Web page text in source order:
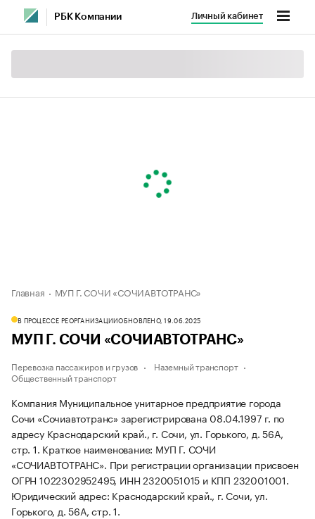
РБК Компании Личный кабинет
Главная МУП Г. СОЧИ «СОЧИАВТОТРАНС»
В ПРОЦЕССЕ РЕОРГАНИЗАЦИИОБНОВЛЕНО, 19.06.2025
МУП Г. СОЧИ «СОЧИАВТОТРАНС»
Перевозка пассажиров и грузов
Наземный транспорт
Общественный транспорт
Компания Муниципальное унитарное предприятие города
Сочи «Сочиавтотранс» зарегистрирована 08.04.1997 г. по
адресу Краснодарский край., г. Сочи, ул. Горького, д. 56А,
стр. 1. Краткое наименование: МУП Г. СОЧИ
«СОЧИАВТОТРАНС». При регистрации организации присвоен
ОГРН 1022302952495, ИНН 2320051015 и КПП 232001001.
Юридический адрес: Краснодарский край., г. Сочи, ул.
Горького, д. 56А, стр. 1.